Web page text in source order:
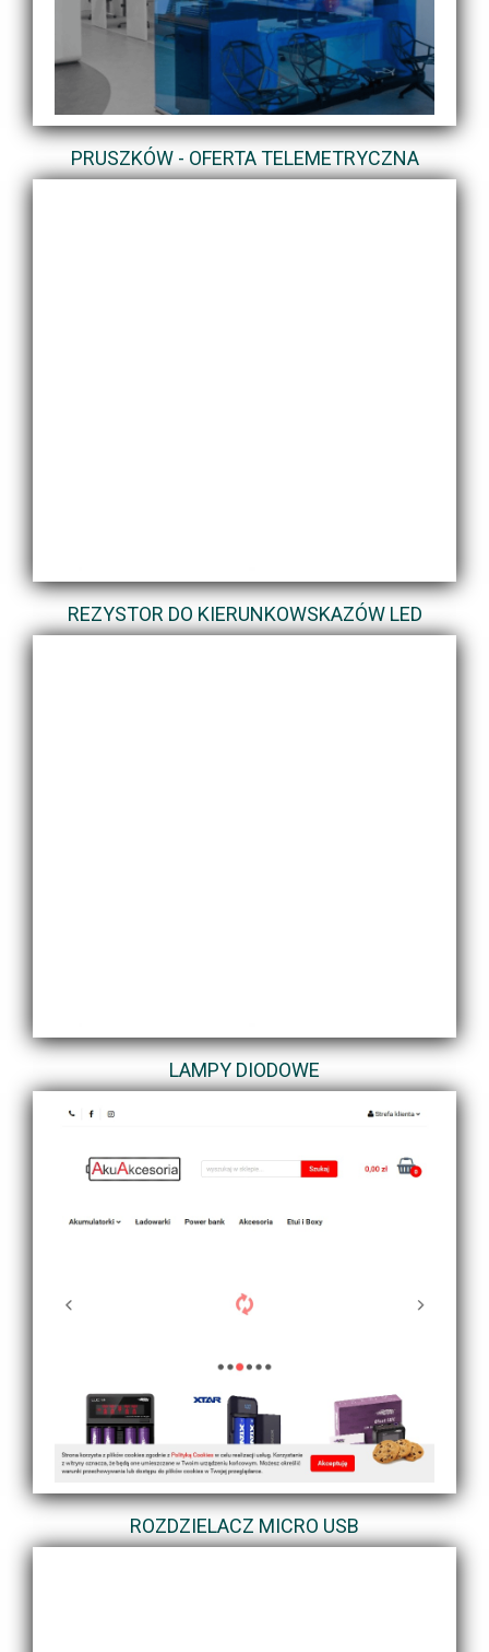
PRUSZKÓW - OFERTA TELEMETRYCZNA
REZYSTOR DO KIERUNKOWSKAZÓW LED
LAMPY DIODOWE
ROZDZIELACZ MICRO USB